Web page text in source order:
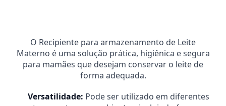
O Recipiente para armazenamento de Leite
Materno é uma solução prática, higiênica e segura
para mamães que desejam conservar o leite de
forma adequada.
Versatilidade: Pode ser utilizado em diferentes